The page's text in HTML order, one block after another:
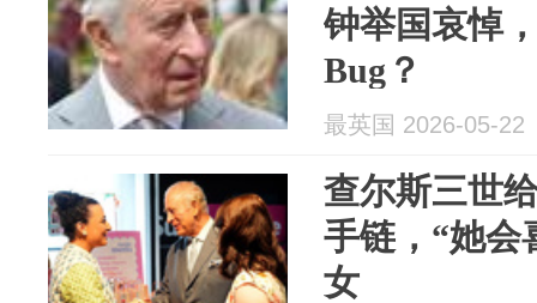
钟举国哀悼
Bug？
最英国 2026-05-22
查尔斯三世
手链，“她会
女